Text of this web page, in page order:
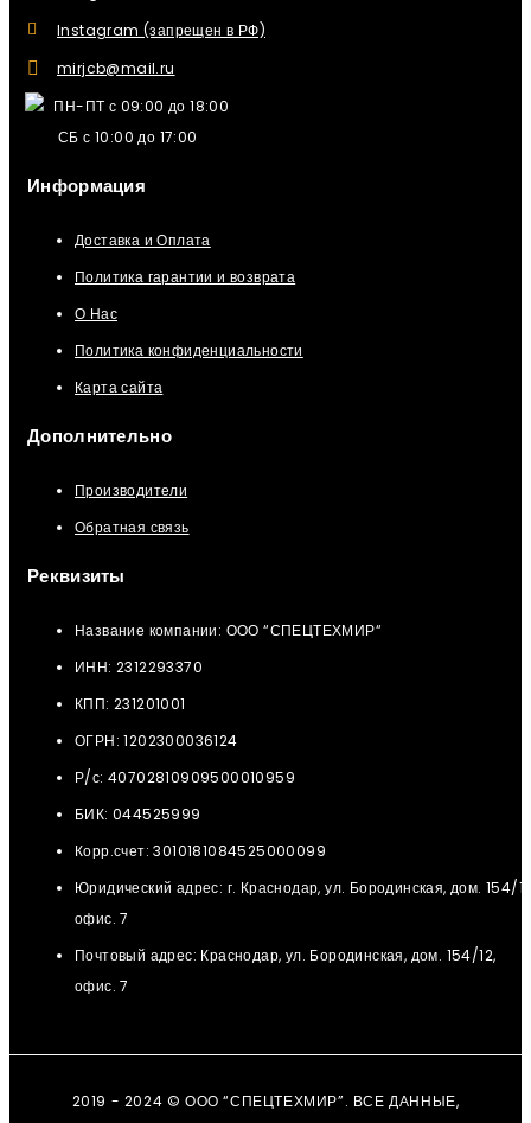
Instagram (запрещен в РФ)
mirjcb@mail.ru
ПН-ПТ с 09:00 до 18:00
СБ с 10:00 до 17:00
Информация
Доставка и Оплата
Политика гарантии и возврата
О Нас
Политика конфиденциальности
Карта сайта
Дополнительно
Производители
Обратная связь
Реквизиты
Название компании: ООО “СПЕЦТЕХМИР“
ИНН: 2312293370
КПП: 231201001
ОГРН: 1202300036124
Р/с: 40702810909500010959
БИК: 044525999
Корр.счет: 3010181084525000099
Юридический адрес: г. Краснодар, ул. Бородинская, дом. 154/
офис. 7
Почтовый адрес: Краснодар, ул. Бородинская, дом. 154/12,
офис. 7
2019 - 2024 © ООО “СПЕЦТЕХМИР”. ВСЕ ДАННЫЕ,